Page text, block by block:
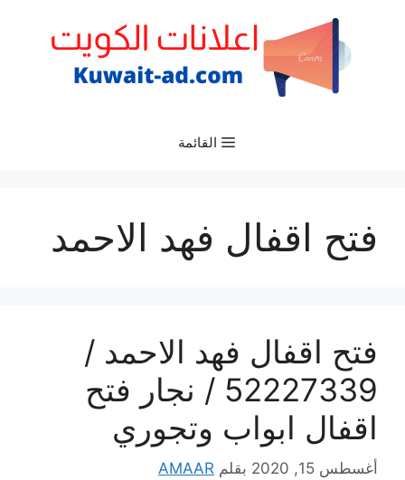
القائمة
فتح اقفال فهد الاحمد
فتح اقفال فهد الاحمد /
52227339 / نجار فتح
اقفال ابواب وتجوري
أغسطس 15, 2020 بقلم AMAAR